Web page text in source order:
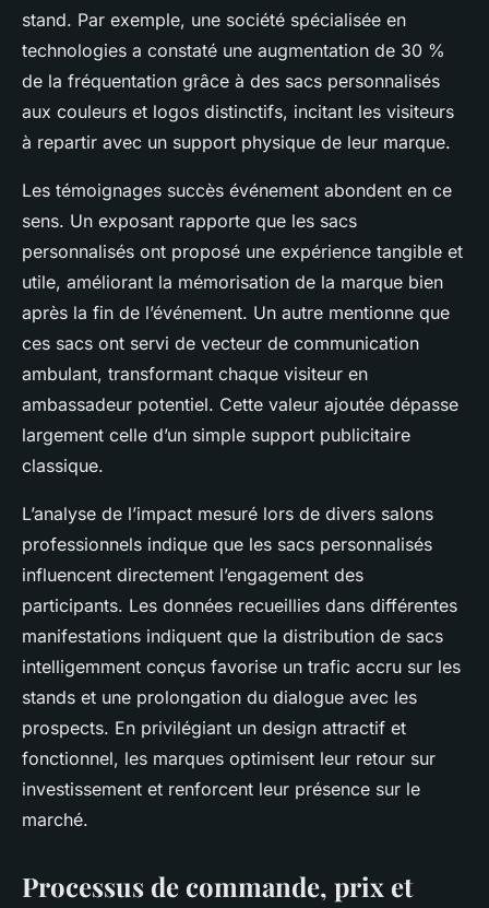
stand. Par exemple, une société spécialisée en
technologies a constaté une augmentation de 30 %
de la fréquentation grâce à des sacs personnalisés
aux couleurs et logos distinctifs, incitant les visiteurs
à repartir avec un support physique de leur marque.
Les témoignages succès événement abondent en ce
sens. Un exposant rapporte que les sacs
personnalisés ont proposé une expérience tangible et
utile, améliorant la mémorisation de la marque bien
après la fin de l’événement. Un autre mentionne que
ces sacs ont servi de vecteur de communication
ambulant, transformant chaque visiteur en
ambassadeur potentiel. Cette valeur ajoutée dépasse
largement celle d’un simple support publicitaire
classique.
L’analyse de l’impact mesuré lors de divers salons
professionnels indique que les sacs personnalisés
influencent directement l’engagement des
participants. Les données recueillies dans différentes
manifestations indiquent que la distribution de sacs
intelligemment conçus favorise un trafic accru sur les
stands et une prolongation du dialogue avec les
prospects. En privilégiant un design attractif et
fonctionnel, les marques optimisent leur retour sur
investissement et renforcent leur présence sur le
marché.
Processus de commande, prix et